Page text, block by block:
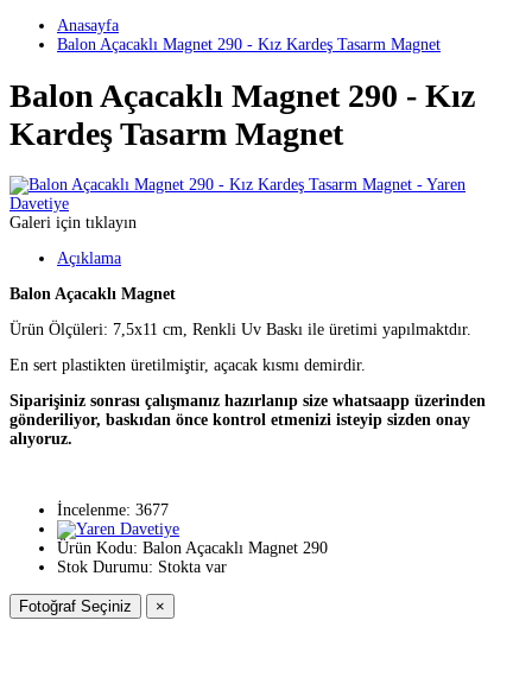
Anasayfa
Balon Açacaklı Magnet 290 - Kız Kardeş Tasarm Magnet
Balon Açacaklı Magnet 290 - Kız
Kardeş Tasarm Magnet
Galeri için tıklayın
Açıklama
Balon Açacaklı Magnet
Ürün Ölçüleri: 7,5x11 cm, Renkli Uv Baskı ile üretimi yapılmaktdır.
En sert plastikten üretilmiştir, açacak kısmı demirdir.
Siparişiniz sonrası çalışmanız hazırlanıp size whatsaapp üzerinden
gönderiliyor, baskıdan önce kontrol etmenizi isteyip sizden onay
alıyoruz.
İncelenme: 3677
Ürün Kodu: Balon Açacaklı Magnet 290
Stok Durumu: Stokta var
Fotoğraf Seçiniz ×